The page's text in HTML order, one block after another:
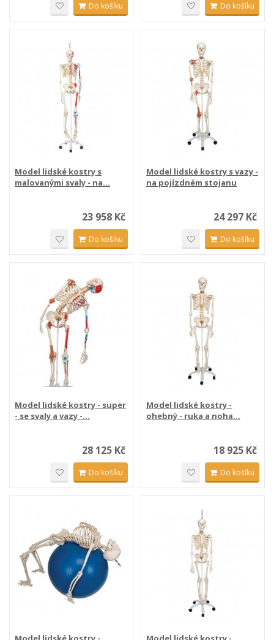
Do košíku Do košíku
Model lidské kostry s
malovanými svaly - na...
23 958 Kč
Do košíku
Model lidské kostry s vazy -
na pojízdném stojanu
24 297 Kč
Do košíku
Model lidské kostry - super
- se svaly a vazy -...
28 125 Kč
Do košíku
Model lidské kostry -
ohebný - ruka a noha...
18 925 Kč
Do košíku